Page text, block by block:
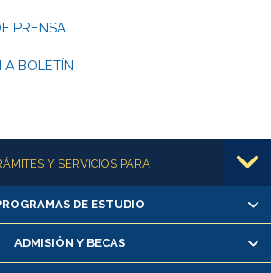
PRENSA
A BOLETÍN
Y SERVICIOS PARA
os y exalumnas/os
Matrícula en línea
y cambio de asignaturas
DE ESTUDIO
ADMISIÓN Y BECAS